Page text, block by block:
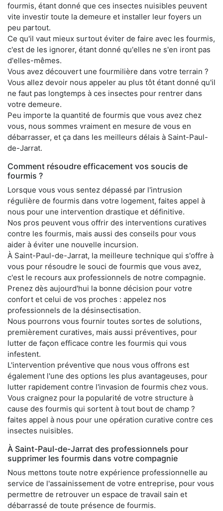
fourmis, étant donné que ces insectes nuisibles peuvent
vite investir toute la demeure et installer leur foyers un
peu partout.
Ce qu'il vaut mieux surtout éviter de faire avec les fourmis,
c'est de les ignorer, étant donné qu'elles ne s'en iront pas
d'elles-mêmes.
Vous avez découvert une fourmilière dans votre terrain ?
Vous allez devoir nous appeler au plus tôt étant donné qu'il
ne faut pas longtemps à ces insectes pour rentrer dans
votre demeure.
Peu importe la quantité de fourmis que vous avez chez
vous, nous sommes vraiment en mesure de vous en
débarrasser, et ça dans les meilleurs délais à Saint-Paul-
de-Jarrat.
Comment résoudre efficacement vos soucis de
fourmis ?
Lorsque vous vous sentez dépassé par l'intrusion
régulière de fourmis dans votre logement, faites appel à
nous pour une intervention drastique et définitive.
Nos pros peuvent vous offrir des interventions curatives
contre les fourmis, mais aussi des conseils pour vous
aider à éviter une nouvelle incursion.
À Saint-Paul-de-Jarrat, la meilleure technique qui s'offre à
vous pour résoudre le souci de fourmis que vous avez,
c'est le recours aux professionnels de notre compagnie.
Prenez dès aujourd'hui la bonne décision pour votre
confort et celui de vos proches : appelez nos
professionnels de la désinsectisation.
Nous pourrons vous fournir toutes sortes de solutions,
premièrement curatives, mais aussi préventives, pour
lutter de façon efficace contre les fourmis qui vous
infestent.
L'intervention préventive que nous vous offrons est
également l'une des options les plus avantageuses, pour
lutter rapidement contre l'invasion de fourmis chez vous.
Vous craignez pour la popularité de votre structure à
cause des fourmis qui sortent à tout bout de champ ?
faites appel à nous pour une opération curative contre ces
insectes nuisibles.
À Saint-Paul-de-Jarrat des professionnels pour
supprimer les fourmis dans votre compagnie
Nous mettons toute notre expérience professionnelle au
service de l'assainissement de votre entreprise, pour vous
permettre de retrouver un espace de travail sain et
débarrassé de toute présence de fourmis.